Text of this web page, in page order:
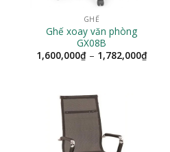
GHẾ
Ghế xoay văn phòng
GX08B
1,600,000₫ – 1,782,000₫
giá: